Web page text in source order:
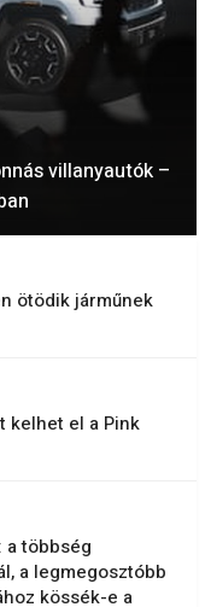
villanyautók –
ötödik járműnek
kelhet el a Pink
a többség
a legmegosztóbb
kössék-e a